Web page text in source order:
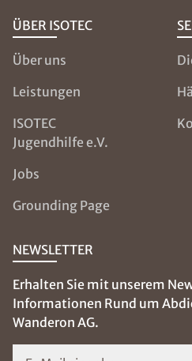
ÜBER ISOTEC
Über uns
Leistungen
ISOTEC
Jugendhilfe e.V.
Jobs
Grounding Page
NEWSLETTER
Erhalten Sie mit unserem
Informationen Rund um
Wanderon AG.